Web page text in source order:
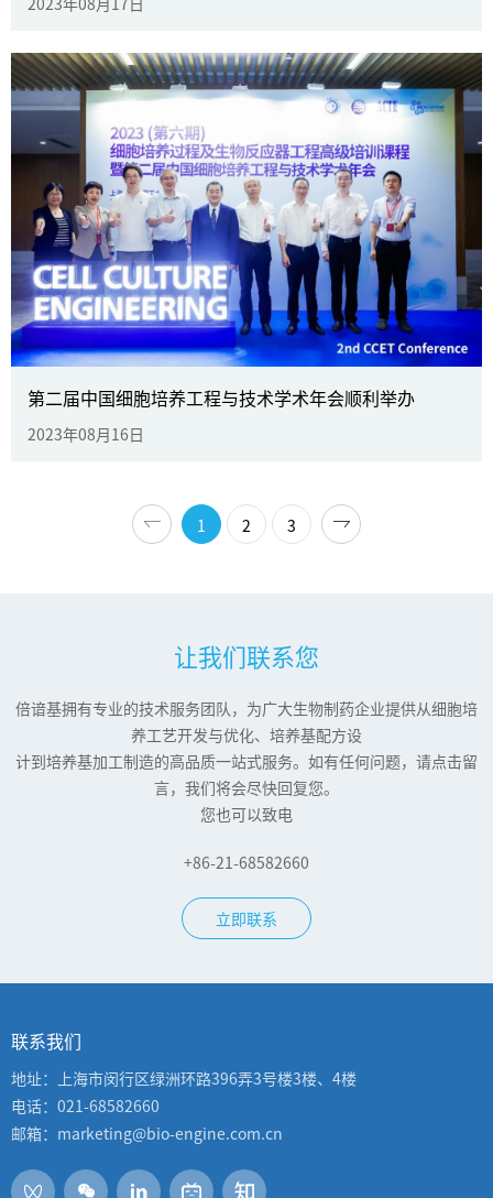
2023第六期细胞培养过程及生物反应
器工程高级培训课程圆满收官！
2023第六期细胞培养过程及生物反应器工程高级培训课
程圆满收官
2023年08月17日
第二届中国细胞培养工程与技术学术年会顺利举办
2023年08月16日
年会顺利举办
第二届中国细胞培养工程与技术学术年会
1 2 3
让我们联系您
倍谙基拥有专业的技术服务团队，为广大生物制药企业提供从细胞培
养工艺开发与优化、培养基配方设
计到培养基加工制造的高品质一站式服务。如有任何问题，请点击留
言，我们将会尽快回复您。
您也可以致电
+86-21-68582660
立即联系
联系我们
地址：上海市闵行区绿洲环路396弄3号楼3楼、4楼
电话：021-68582660
邮箱：marketing@bio-engine.com.cn